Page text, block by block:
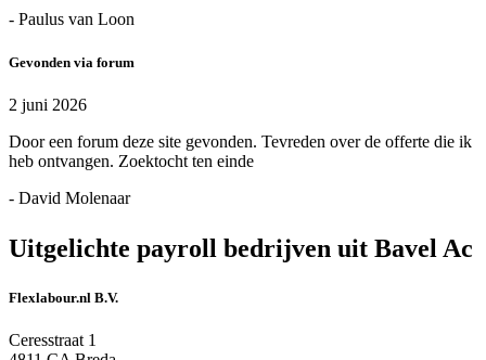
- Paulus van Loon
Gevonden via forum
2 juni 2026
Door een forum deze site gevonden. Tevreden over de offerte die ik
heb ontvangen. Zoektocht ten einde
- David Molenaar
Uitgelichte payroll bedrijven uit Bavel Ac
Flexlabour.nl B.V.
Ceresstraat 1